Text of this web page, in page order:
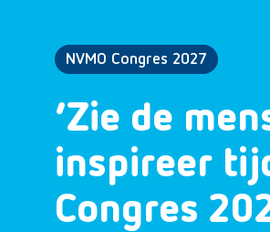
NVMO Congres 2027
‘Zie de
inspireer
Congres